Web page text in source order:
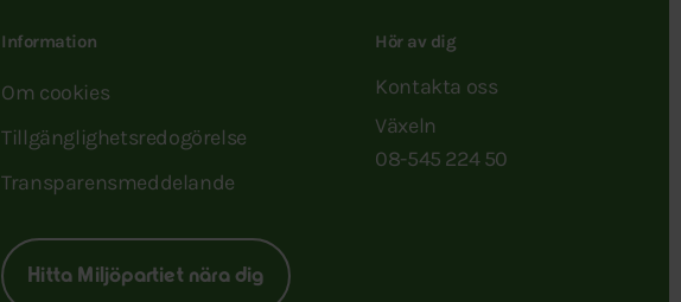
Information
Om cookies
Tillgänglighetsredogörelse
Transparensmeddelande
Hitta Miljöpartiet nära dig
Hör av dig
Kontakta oss
Växeln
08-545 224 50